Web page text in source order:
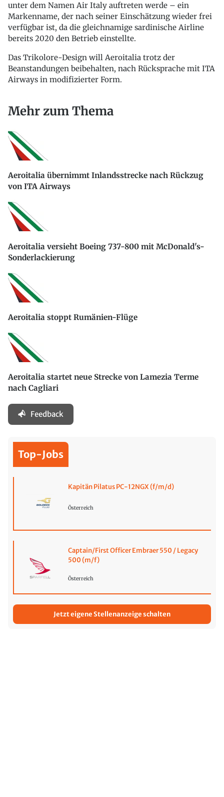
unter dem Namen Air Italy auftreten werde – ein
Markenname, der nach seiner Einschätzung wieder frei
verfügbar ist, da die gleichnamige sardinische Airline
bereits 2020 den Betrieb einstellte.
Das Trikolore-Design will Aeroitalia trotz der
Beanstandungen beibehalten, nach Rücksprache mit ITA
Airways in modifizierter Form.
Mehr zum Thema
Aeroitalia übernimmt Inlandsstrecke nach Rückzug
von ITA Airways
Aeroitalia versieht Boeing 737-800 mit McDonald's-
Sonderlackierung
Aeroitalia stoppt Rumänien-Flüge
Aeroitalia startet neue Strecke von Lamezia Terme
nach Cagliari
Feedback
Top-Jobs
Kapitän Pilatus PC-12NGX (f/m/d)
Österreich
Captain/First Officer Embraer 550 / Legacy
500 (m/f)
Österreich
Jetzt eigene Stellenanzeige schalten